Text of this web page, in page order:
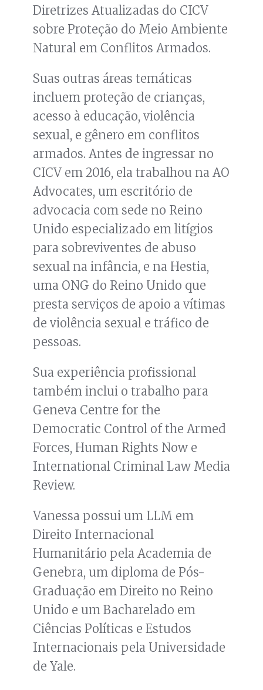
Diretrizes Atualizadas do CICV
sobre Proteção do Meio Ambiente
Natural em Conflitos Armados.
Suas outras áreas temáticas
incluem proteção de crianças,
acesso à educação, violência
sexual, e gênero em conflitos
armados. Antes de ingressar no
CICV em 2016, ela trabalhou na AO
Advocates, um escritório de
advocacia com sede no Reino
Unido especializado em litígios
para sobreviventes de abuso
sexual na infância, e na Hestia,
uma ONG do Reino Unido que
presta serviços de apoio a vítimas
de violência sexual e tráfico de
pessoas.
Sua experiência profissional
também inclui o trabalho para
Geneva Centre for the
Democratic Control of the Armed
Forces, Human Rights Now e
International Criminal Law Media
Review.
Vanessa possui um LLM em
Direito Internacional
Humanitário pela Academia de
Genebra, um diploma de Pós-
Graduação em Direito no Reino
Unido e um Bacharelado em
Ciências Políticas e Estudos
Internacionais pela Universidade
de Yale.